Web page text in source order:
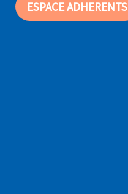
ESPACE ADHERENTS